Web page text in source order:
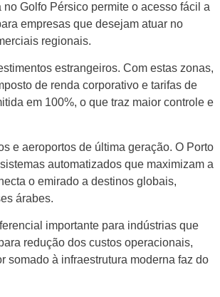
Golfo Pérsico permite o acesso fácil a
empresas que desejam atuar no
regionais.
estrangeiros. Com estas zonas,
de renda corporativo e tarifas de
em 100%, o que traz maior controle e
e aeroportos de última geração. O Porto
automatizados que maximizam a
o emirado a destinos globais,
árabes.
importante para indústrias que
redução dos custos operacionais,
somado à infraestrutura moderna faz do